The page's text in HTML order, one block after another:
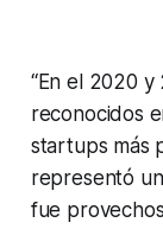
“En el 2020
reconocidos
startups más
representó
fue